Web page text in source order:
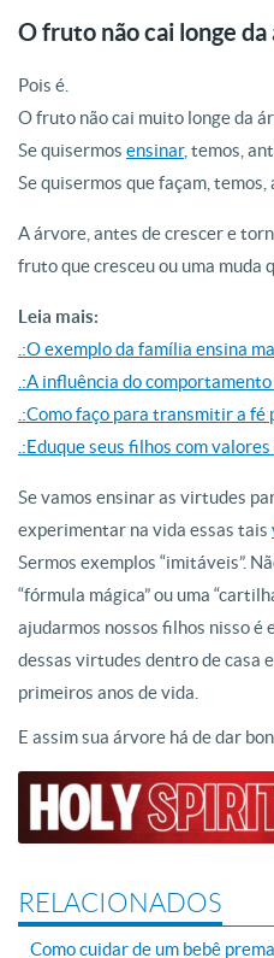
O fruto não cai longe
Pois é.
O fruto não cai muito longe da
Se quisermos ensinar, temos,
Se quisermos que façam, temos,
A árvore, antes de crescer e
fruto que cresceu ou uma muda
Leia mais:
.:O exemplo da família ensina
.:A influência do
.:Como faço para transmitir a fé
.:Eduque seus filhos com
Se vamos ensinar as virtudes
experimentar na vida essas tais
Sermos exemplos “imitáveis”.
“fórmula mágica” ou uma
ajudarmos nossos filhos nisso é
dessas virtudes dentro de casa
primeiros anos de vida.
E assim sua árvore há de dar
RELACIONADOS
Como cuidar de um bebê